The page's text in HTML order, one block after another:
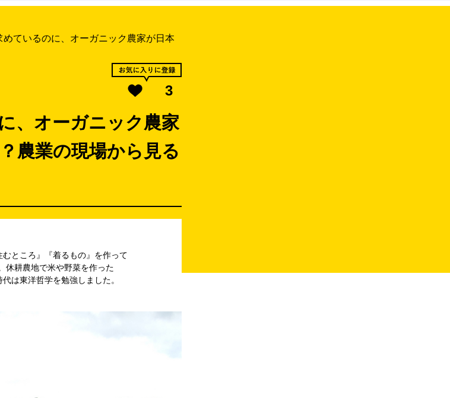
ているのに、オーガニック農家が日本
3
、オーガニック農家
農業の現場から見る
ところ』『着るもの』を作って
耕農地で米や野菜を作った
は東洋哲学を勉強しました。